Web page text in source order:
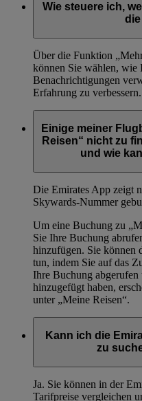
Wie steuere ich,
Über die Funktion
können Sie wählen, wie
Benachrichtigungen
Erfahrung zu verbessern.
Einige meiner
Reisen“ nicht zu
und wie
Die Emirates App zeigt
Skywards-Nummer
Um eine Buchung zu
Sie Ihre Buchung
hinzufügen. Sie können
tun, indem Sie auf das
Ihre Buchung
hinzugefügt haben,
unter „Meine Reisen“.
Kann ich die
zu
Ja. Sie können in der
Tarifpreise vergleichen